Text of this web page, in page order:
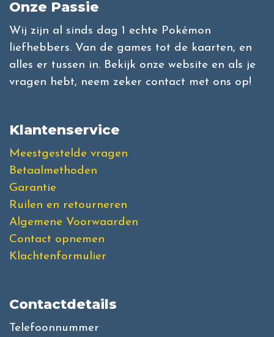
Onze Passie
Wij zijn al sinds dag 1 echte Pokémon
liefhebbers. Van de games tot de kaarten, en
alles er tussen in. Bekijk onze website en als je
vragen hebt, neem zeker contact met ons op!
Klantenservice
Meestgestelde vragen
Betaalmethoden
Garantie
Ruilen en retourneren
Algemene Voorwaarden
Contact opnemen
Klachtenformulier
Contactdetails
Telefoonnummer